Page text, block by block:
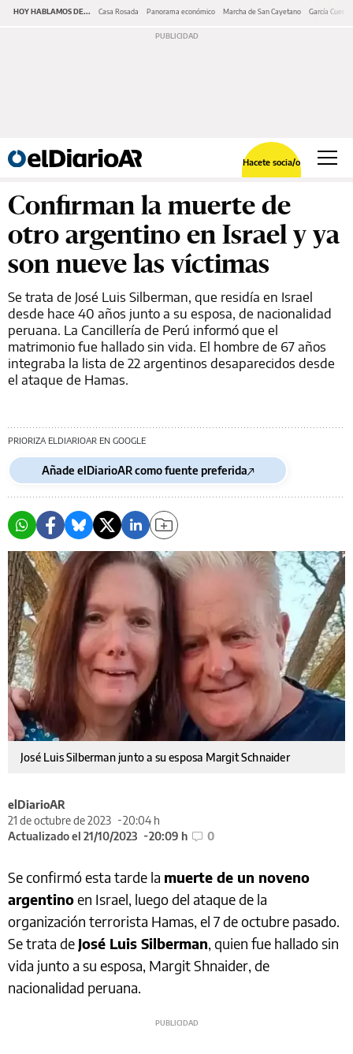
HOY HABLAMOS DE... Casa Rosada Panorama económico Marcha de San Cayetano García Cuerva
Hacete socia/o
Confirman la muerte de
otro argentino en Israel y ya
son nueve las víctimas
Se trata de José Luis Silberman, que residía en Israel
desde hace 40 años junto a su esposa, de nacionalidad
peruana. La Cancillería de Perú informó que el
matrimonio fue hallado sin vida. El hombre de 67 años
integraba la lista de 22 argentinos desaparecidos desde
el ataque de Hamas.
PRIORIZA ELDIARIOAR EN GOOGLE
Añade elDiarioAR como fuente preferida
José Luis Silberman junto a su esposa Margit Schnaider
elDiarioAR
21 de octubre de 2023
20:04 h
Actualizado el 21/10/2023
20:09 h 0
Se confirmó esta tarde la muerte de un noveno
argentinoen Israel, luego del ataque de la
organización terrorista Hamas, el 7 de octubre pasado.
Se trata de José Luis Silberman, quien fue hallado sin
vida junto a su esposa, Margit Shnaider, de
nacionalidad peruana.